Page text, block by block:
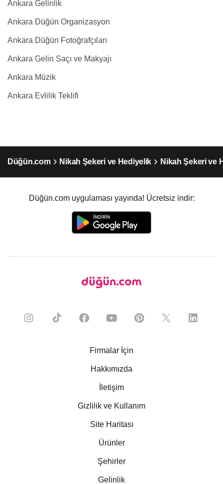
Ankara Gelinlik
Ankara Düğün Organizasyon
Ankara Düğün Fotoğrafçıları
Ankara Gelin Saçı ve Makyajı
Ankara Müzik
Ankara Evlilik Teklifi
Düğün.com Nikah Şekeri ve Hediyelik Nikah Şekeri ve
Düğün.com uygulaması yayında! Ücretsiz indir:
Firmalar İçin
Hakkımızda
İletişim
Gizlilik ve Kullanım
Site Haritası
Ürünler
Şehirler
Gelinlik